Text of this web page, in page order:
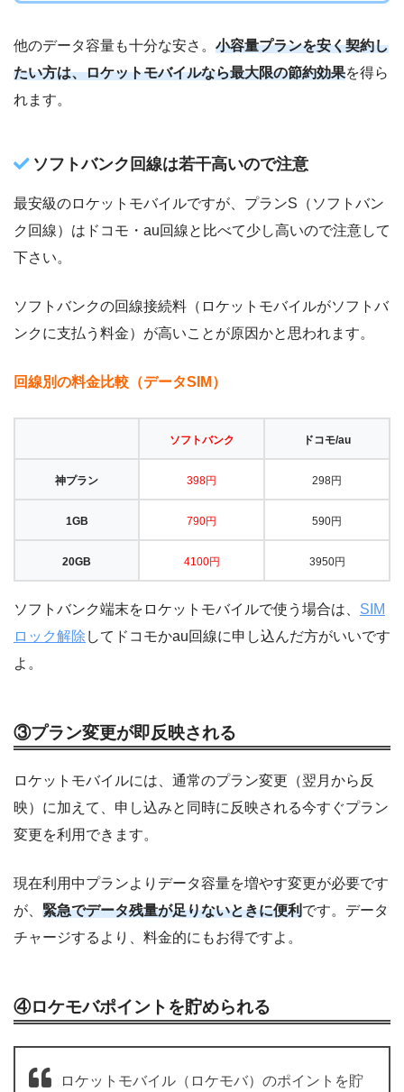
他のデータ容量も十分な安さ。 小容量プランを安く契約し
たい方は、ロケットモバイルなら最大限の節約効果を得ら
れます。
ソフトバンク回線は若干高いので注意
最安級のロケットモバイルですが、プランS（ソフトバン
ク回線）はドコモ・au回線と比べて少し高いので注意して
下さい。
ソフトバンクの回線接続料（ロケットモバイルがソフトバ
ンクに支払う料金）が高いことが原因かと思われます。
回線別の料金比較（データSIM）
ソフトバンク ドコモ/au
神プラン 398円 298円
1GB 790円 590円
20GB 4100円 3950円
ソフトバンク端末をロケットモバイルで使う場合は、 SIM
ロック解除 してドコモかau回線に申し込んだ方がいいです
よ。
③プラン変更が即反映される
ロケットモバイルには、通常のプラン変更（翌月から反
映）に加えて、申し込みと同時に反映される今すぐプラン
変更を利用できます。
現在利用中プランよりデータ容量を増やす変更が必要です
が、 緊急でデータ残量が足りないときに便利です。データ
チャージするより、料金的にもお得ですよ。
④ロケモバポイントを貯められる
ロケットモバイル（ロケモバ）のポイントを貯